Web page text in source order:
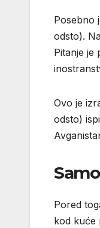
Posebno
odsto).
Pitanje je
Ovo je
odsto)
Pored
kod kuće